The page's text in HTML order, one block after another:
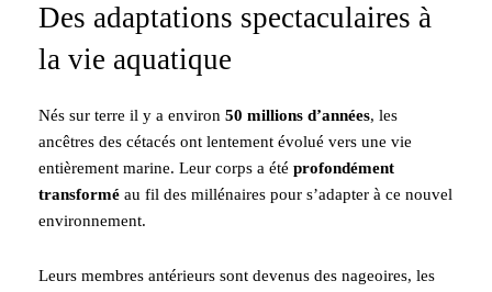
Des adaptations spectaculaires à
la vie aquatique
Nés sur terre il y a environ 50 millions d’années, les
ancêtres des cétacés ont lentement évolué vers une vie
entièrement marine. Leur corps a été profondément
transformé au fil des millénaires pour s’adapter à ce nouvel
environnement.
Leurs membres antérieurs sont devenus des nageoires, les